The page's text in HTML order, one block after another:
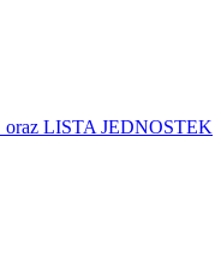
LISTA JEDNOSTEK